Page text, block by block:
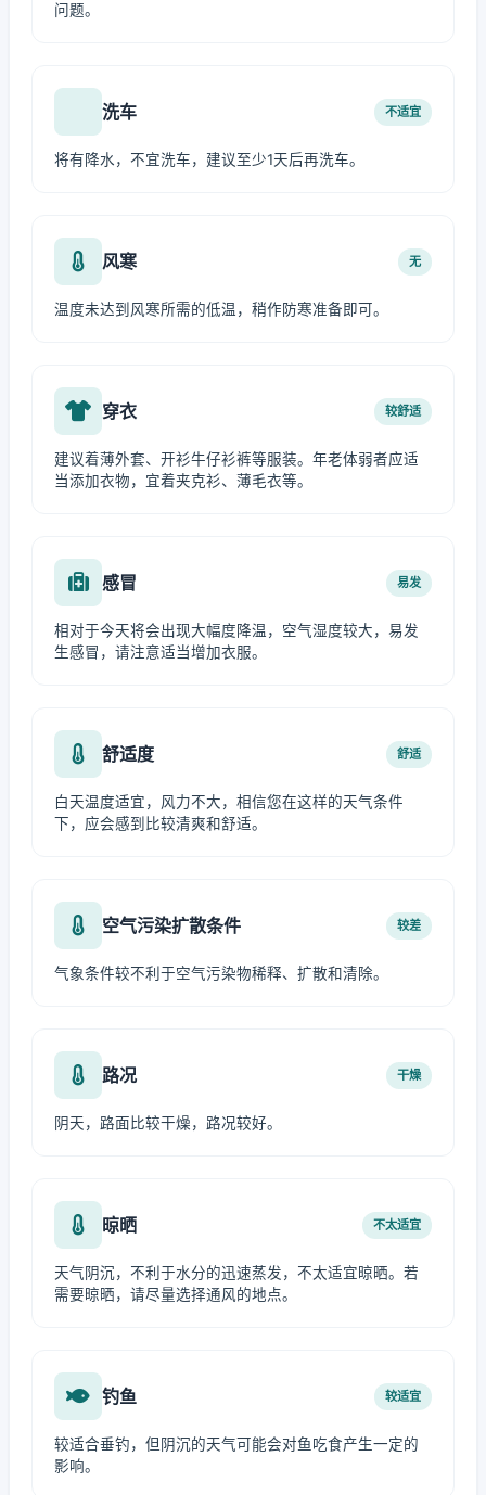
问题。
洗车 不适宜
将有降水，不宜洗车，建议至少1天后再洗车。
风寒 无
温度未达到风寒所需的低温，稍作防寒准备即可。
穿衣 较舒适
建议着薄外套、开衫牛仔衫裤等服装。年老体弱者应适
当添加衣物，宜着夹克衫、薄毛衣等。
感冒 易发
相对于今天将会出现大幅度降温，空气湿度较大，易发
生感冒，请注意适当增加衣服。
舒适度 舒适
白天温度适宜，风力不大，相信您在这样的天气条件
下，应会感到比较清爽和舒适。
空气污染扩散条件 较差
气象条件较不利于空气污染物稀释、扩散和清除。
路况 干燥
阴天，路面比较干燥，路况较好。
晾晒 不太适宜
天气阴沉，不利于水分的迅速蒸发，不太适宜晾晒。若
需要晾晒，请尽量选择通风的地点。
钓鱼 较适宜
较适合垂钓，但阴沉的天气可能会对鱼吃食产生一定的
影响。